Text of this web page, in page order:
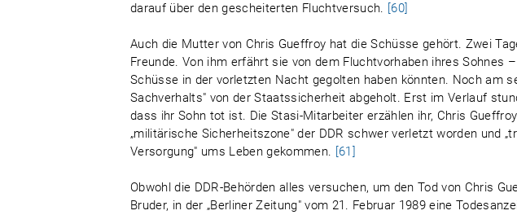
darauf über den gescheiterten Fluchtversuch. [60]
Auch die Mutter von Chris Gueffroy hat die Schüsse gehört. Zwei
Freunde. Von ihm erfährt sie von dem Fluchtvorhaben ihres Sohnes
Schüsse in der vorletzten Nacht gegolten haben könnten. Noch am
Sachverhalts" von der Staatssicherheit abgeholt. Erst im Verlauf
dass ihr Sohn tot ist. Die Stasi-Mitarbeiter erzählen ihr, Chris
„militärische Sicherheitszone" der DDR schwer verletzt worden und
Versorgung" ums Leben gekommen. [61]
Obwohl die DDR-Behörden alles versuchen, um den Tod von Chris
Bruder, in der „Berliner Zeitung" vom 21. Februar 1989 eine